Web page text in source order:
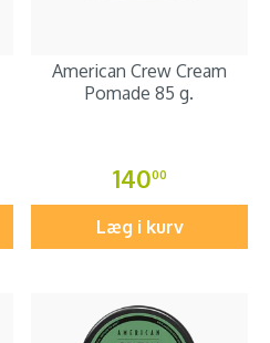
American Crew Cream
Pomade 85 g.
14000
Læg i kurv